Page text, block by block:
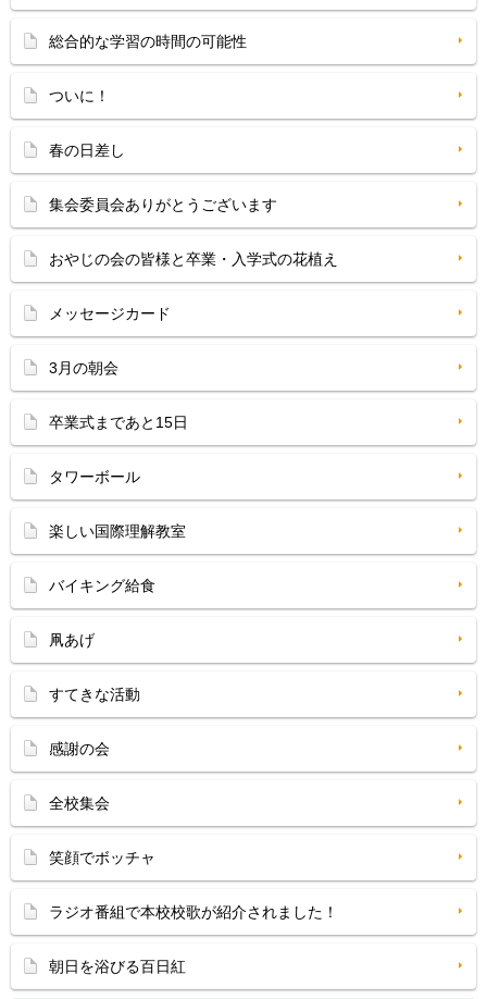
総合的な学習の時間の可能性
ついに！
春の日差し
集会委員会ありがとうございます
おやじの会の皆様と卒業・入学式の花植え
メッセージカード
3月の朝会
卒業式まであと15日
タワーボール
楽しい国際理解教室
バイキング給食
凧あげ
すてきな活動
感謝の会
全校集会
笑顔でボッチャ
ラジオ番組で本校校歌が紹介されました！
朝日を浴びる百日紅